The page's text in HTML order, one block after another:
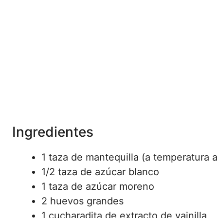
Ingredientes
1 taza de mantequilla (a temperatura
1/2 taza de azúcar blanco
1 taza de azúcar moreno
2 huevos grandes